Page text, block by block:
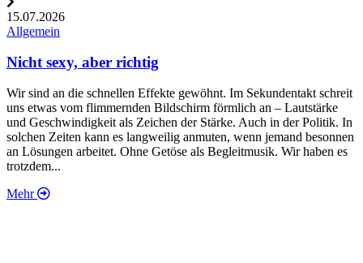
15.07.2026
Allgemein
Nicht sexy, aber richtig
Wir sind an die schnellen Effekte gewöhnt. Im Sekundentakt schreit
uns etwas vom flimmernden Bildschirm förmlich an – Lautstärke
und Geschwindigkeit als Zeichen der Stärke. Auch in der Politik. In
solchen Zeiten kann es langweilig anmuten, wenn jemand besonnen
an Lösungen arbeitet. Ohne Getöse als Begleitmusik. Wir haben es
trotzdem...
Mehr